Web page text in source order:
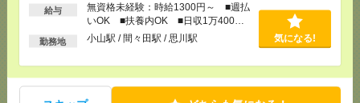
給与
無資格未経験：時給1300円～ ■週払
いOK ■扶養内OK ■日収1万400円
以上
勤務地 小山駅 / 間々田駅 / 思川駅 気になる!
応募ページへ
気になる！